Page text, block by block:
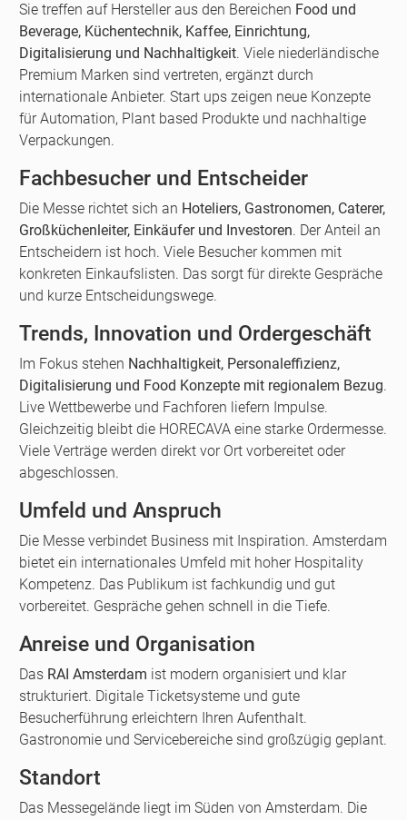
Sie treffen auf Hersteller aus den Bereichen Food und
Beverage, Küchentechnik, Kaffee, Einrichtung,
Digitalisierung und Nachhaltigkeit. Viele niederländische
Premium Marken sind vertreten, ergänzt durch
internationale Anbieter. Start ups zeigen neue Konzepte
für Automation, Plant based Produkte und nachhaltige
Verpackungen.
Fachbesucher und Entscheider
Die Messe richtet sich an Hoteliers, Gastronomen, Caterer,
Großküchenleiter, Einkäufer und Investoren. Der Anteil an
Entscheidern ist hoch. Viele Besucher kommen mit
konkreten Einkaufslisten. Das sorgt für direkte Gespräche
und kurze Entscheidungswege.
Trends, Innovation und Ordergeschäft
Im Fokus stehen Nachhaltigkeit, Personaleffizienz,
Digitalisierung und Food Konzepte mit regionalem Bezug.
Live Wettbewerbe und Fachforen liefern Impulse.
Gleichzeitig bleibt die HORECAVA eine starke Ordermesse.
Viele Verträge werden direkt vor Ort vorbereitet oder
abgeschlossen.
Umfeld und Anspruch
Die Messe verbindet Business mit Inspiration. Amsterdam
bietet ein internationales Umfeld mit hoher Hospitality
Kompetenz. Das Publikum ist fachkundig und gut
vorbereitet. Gespräche gehen schnell in die Tiefe.
Anreise und Organisation
Das RAI Amsterdam ist modern organisiert und klar
strukturiert. Digitale Ticketsysteme und gute
Besucherführung erleichtern Ihren Aufenthalt.
Gastronomie und Servicebereiche sind großzügig geplant.
Standort
Das Messegelände liegt im Süden von Amsterdam. Die